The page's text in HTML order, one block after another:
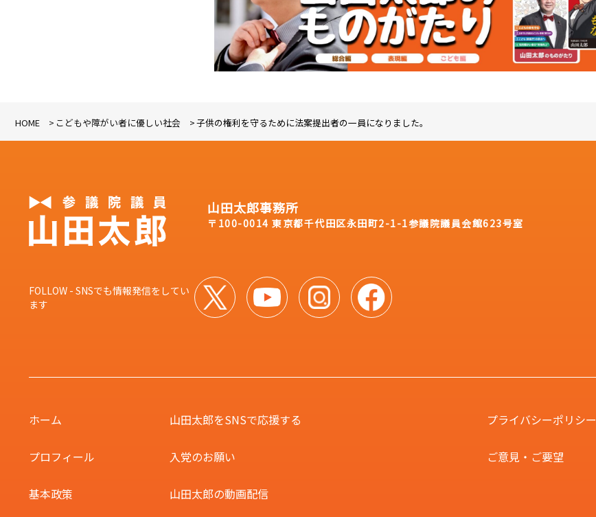
HOME こどもや障がい者に優しい社会 子供の権利を守るために法案提出者の一員になりました。
FOLLOW - SNSでも情報発信をしてい
ます
山田太郎事務所
〒100-0014 東京都千代田区永田町2-1-1参議院議員会館623号室
ホーム
プロフィール
基本政策
山田太郎をSNSで応援する
入党のお願い
山田太郎の動画配信
プライバシーポリシー
ご意見・ご要望